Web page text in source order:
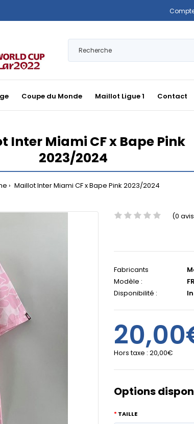
Coupe du Monde Maillot Ligue 1 Contact
Inter Miami CF x Bape Pink
2023/2024
Maillot Inter Miami CF x Bape Pink 2023/2024
(0
Fabricants
Modèle :
Disponibilité :
Hors taxe : 20,00€
Options
TAILLE